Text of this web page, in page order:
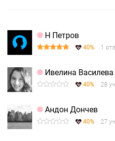
Н Петров
40% 1
Ивелина Василева
40% 28
Андон Дончев
40% 27